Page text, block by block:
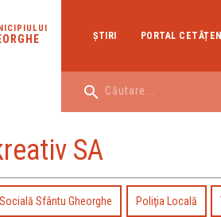
ŞTIRI PORTAL CETĂȚENI
SA
Sfântu Gheorghe Poliţia Locală